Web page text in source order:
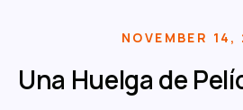
NOVEMBER 14,
Una Huelga de